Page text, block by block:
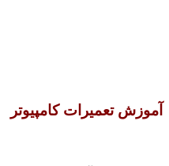
آموزش تعمیرات کامپیوتر